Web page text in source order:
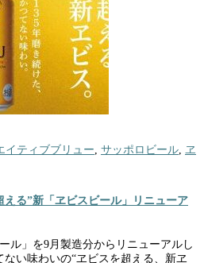
イティブブリュー, サッポロビール, ヱ
る”新「ヱビスビール」リニューア
ル」を9月製造分からリニューアルし
い味わいの“ヱビスを超える、新ヱ